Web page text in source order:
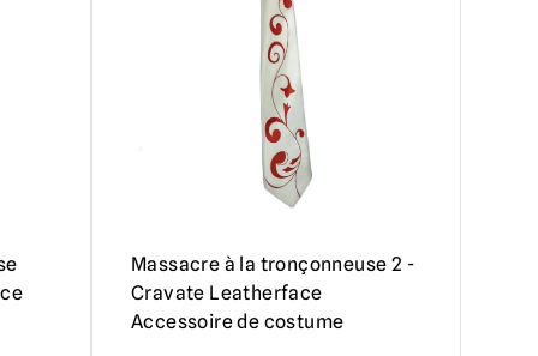
Massacre à la tronçonneuse 2 -
Cravate Leatherface
Accessoire de costume